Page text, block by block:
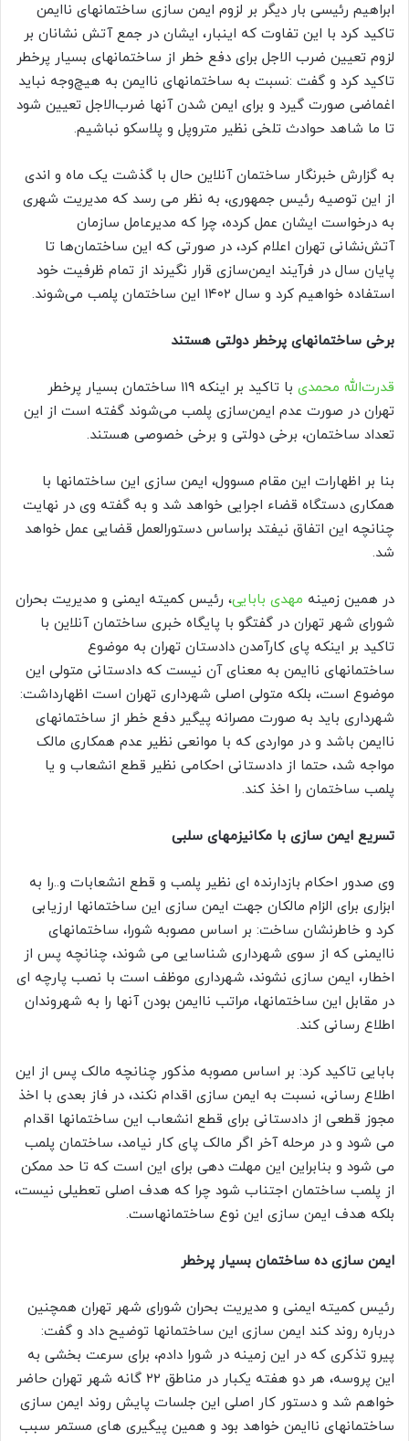
ابراهیم رئیسی بار دیگر بر لزوم ایمن سازی ساختمانهای ناایمن
تاکید کرد با این تفاوت که اینبار، ایشان در جمع آتش نشانان بر
لزوم تعیین ضرب الاجل برای دفع خطر از ساختمانهای بسیار پرخطر
تاکید کرد و گفت :نسبت به ساختمانهای ناایمن به هیچ‌وجه نباید
اغماضی صورت گیرد و برای ایمن شدن آنها ضرب‌الاجل تعیین شود
تا ما شاهد حوادث تلخی نظیر متروپل و پلاسکو نباشیم.
به گزارش خبرنگار ساختمان آنلاین حال با گذشت یک ماه و اندی
از این توصیه رئیس جمهوری، به نظر می رسد که مدیریت شهری
به درخواست ایشان عمل کرده، چرا که مدیرعامل سازمان
آتش‌نشانی تهران اعلام کرد، در صورتی که این ساختمان‌ها تا
پایان سال در فرآیند ایمن‌سازی قرار نگیرند از تمام ظرفیت خود
استفاده خواهیم کرد و سال ۱۴۰۲ این ساختمان پلمب می‌شوند.
برخی ساختمانهای پرخطر دولتی هستند
قدرت‌الله محمدی
با تاکید بر اینکه ۱۱۹ ساختمان بسیار پرخطر
تهران در صورت عدم ایمن‌سازی پلمب می‌شوند گفته است از این
تعداد ساختمان، برخی دولتی و برخی خصوصی هستند.
بنا بر اظهارات این مقام مسوول، ایمن سازی این ساختمانها با
همکاری دستگاه قضاء اجرایی خواهد شد و به گفته وی در نهایت
چنانچه این اتفاق نیفتد براساس دستورالعمل قضایی عمل خواهد
شد.
در همین زمینه مهدی بابایی، رئیس کمیته ایمنی و مدیریت بحران
شورای شهر تهران در گفتگو با پایگاه خبری ساختمان آنلاین با
تاکید بر اینکه پای کارآمدن دادستان تهران به موضوع
ساختمانهای ناایمن به معنای آن نیست که دادستانی متولی این
موضوع است، بلکه متولی اصلی شهرداری تهران است اظهارداشت:
شهرداری باید به صورت مصرانه پیگیر دفع خطر از ساختمانهای
ناایمن باشد و در مواردی که با موانعی نظیر عدم همکاری مالک
مواجه شد، حتما از دادستانی احکامی نظیر قطع انشعاب و یا
پلمب ساختمان را اخذ کند.
تسریع ایمن سازی با مکانیزمهای سلبی
وی صدور احکام بازدارنده ای نظیر پلمب و قطع انشعابات و..را به
ابزاری برای الزام مالکان جهت ایمن سازی این ساختمانها ارزیابی
کرد و خاطرنشان ساخت: بر اساس مصوبه شورا، ساختمانهای
ناایمنی که از سوی شهرداری شناسایی می شوند، چنانچه پس از
اخطار، ایمن سازی نشوند، شهرداری موظف است با نصب پارچه ای
در مقابل این ساختمانها، مراتب ناایمن بودن آنها را به شهروندان
اطلاع رسانی کند.
بابایی تاکید کرد: بر اساس مصوبه مذکور چنانچه مالک پس از این
اطلاع رسانی، نسبت به ایمن سازی اقدام نکند، در فاز بعدی با اخذ
مجوز قطعی از دادستانی برای قطع انشعاب این ساختمانها اقدام
می شود و در مرحله آخر اگر مالک پای کار نیامد، ساختمان پلمب
می شود و بنابراین این مهلت دهی برای این است که تا حد ممکن
از پلمب ساختمان اجتناب شود چرا که هدف اصلی تعطیلی نیست،
بلکه هدف ایمن سازی این نوع ساختمانهاست.
ایمن سازی ده ساختمان بسیار پرخطر
رئیس کمیته ایمنی و مدیریت بحران شورای شهر تهران همچنین
درباره روند کند ایمن سازی این ساختمانها توضیح داد و گفت:
پیرو تذکری که در این زمینه در شورا دادم، برای سرعت بخشی به
این پروسه، هر دو هفته یکبار در مناطق ۲۲ گانه شهر تهران حاضر
خواهم شد و دستور کار اصلی این جلسات پایش روند ایمن سازی
ساختمانهای ناایمن خواهد بود و همین پیگیری های مستمر سبب